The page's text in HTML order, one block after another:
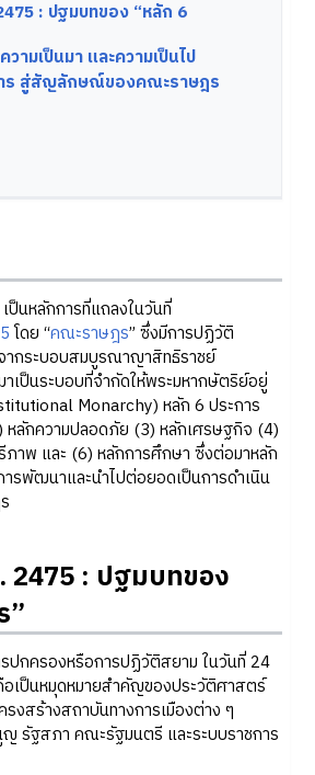
: ปฐมบทของ “หลัก 6
ามเป็นมา และความเป็นไป
ร สู่สัญลักษณ์ของคณะราษฎร
เป็นหลักการที่แถลงในวันที่
โดย “คณะราษฎร” ซึ่งมีการปฏิวัติ
ากระบอบสมบูรณาญาสิทธิราชย์
เป็นระบอบที่จำกัดให้พระมหากษัตริย์อยู่
Monarchy) หลัก 6 ประการ
หลักความปลอดภัย (3) หลักเศรษฐกิจ (4)
ภาพ และ (6) หลักการศึกษา ซึ่งต่อมาหลัก
รพัฒนาและนำไปต่อยอดเป็นการดำเนิน
: ปฐมบทของ
”
ครองหรือการปฏิวัติสยาม ในวันที่ 24
เป็นหมุดหมายสำคัญของประวัติศาสตร์
รงสร้างสถาบันทางการเมืองต่าง ๆ
รัฐสภา คณะรัฐมนตรี และระบบราชการ